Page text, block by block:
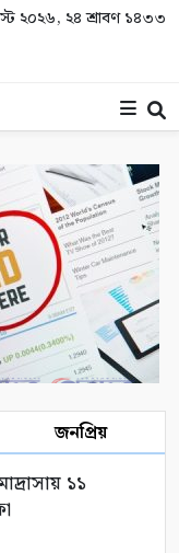
২০২৬, ২৪ শ্রাবণ ১৪৩৩
জনপ্রিয়
১১